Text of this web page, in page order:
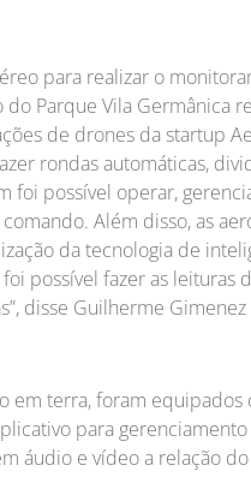
para realizar o
Parque Vila Germânica
de drones da startup
rondas automáticas,
foi possível operar,
Além disso, as
da tecnologia de
possível fazer as leituras
disse Guilherme Gimenez
em terra, foram equipados
para
áudio e vídeo a relação